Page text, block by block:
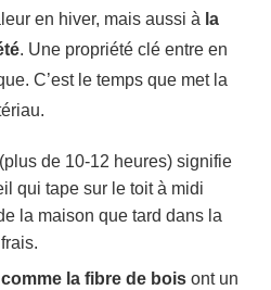
en hiver, mais aussi à la
. Une propriété clé entre en
C’est le temps que met la
(plus de 10-12 heures) signifie
qui tape sur le toit à midi
la maison que tard dans la
la fibre de bois ont un